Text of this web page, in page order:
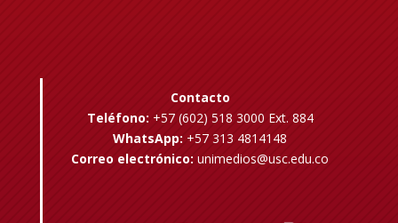
Contacto
Teléfono: +57 (602) 518 3000 Ext. 884
WhatsApp: +57 313 4814148
Correo electrónico: unimedios@usc.edu.co